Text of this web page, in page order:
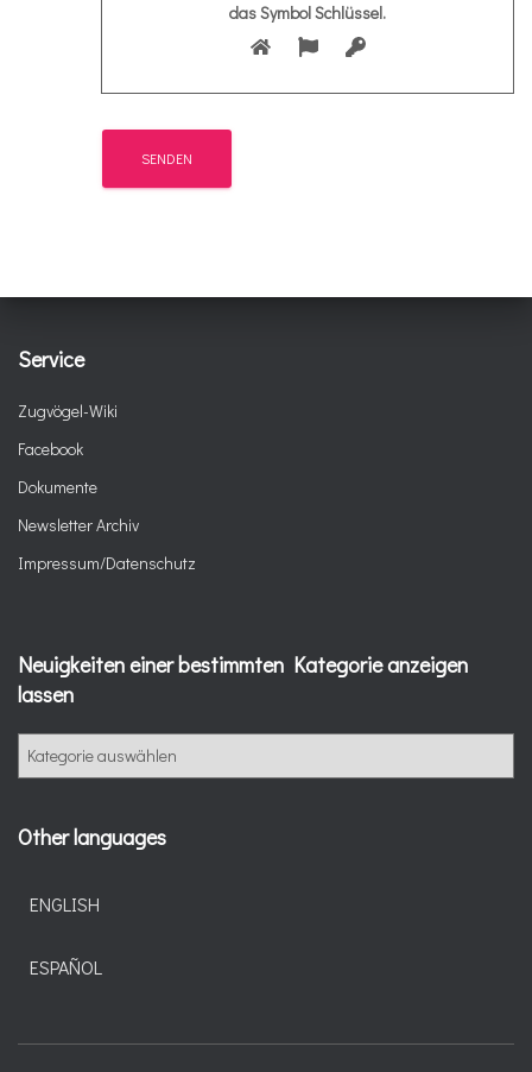
das SymbolSchlüssel.
Service
Zugvögel-Wiki
Facebook
Dokumente
Newsletter Archiv
Impressum/Datenschutz
Neuigkeiten einer bestimmten Kategorie anzeigen
lassen
Other languages
ENGLISH
ESPAÑOL